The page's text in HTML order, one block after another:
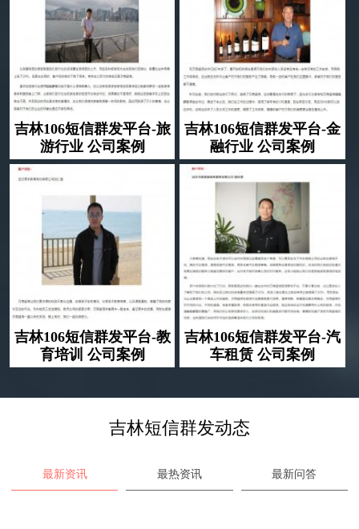
吉林106短信群发平台-旅
游行业 公司案例
吉林106短信群发平台-金
融行业 公司案例
吉林106短信群发平台-教
育培训 公司案例
吉林106短信群发平台-汽
车租赁 公司案例
吉林短信群发动态
最新资讯 最热资讯 最新问答